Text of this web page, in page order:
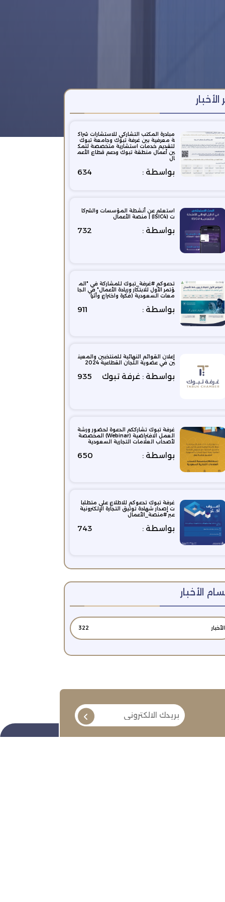
الأخبار
مبادرة المكتب التشاركي للاستشارات شراك
ة معرفية بين غرفة تبوك وجامعة تبوك
لتقديم خدمات استشارية متخصصة لتمك
ين أعمال منطقة تبوك ودعم قطاع الأعم
ال
بواسطة : 634
استعلم عن أنشطة المؤسسات والشركا
ت (ISIC4) | منصة الأعمال
بواسطة : 732
تدعوكم #غرفة_تبوك للمشاركة في "الم
ؤتمر الأول للابتكار وريادة الأعمال" في الجا
معات السعودية (فكرة واختراع وأثر)
بواسطة : 911
إعلان القوائم النهائية للمنتخبين والمعين
ين في عضوية اللجان القطاعية 2024
بواسطة : غرفة تبوك 935
غرفة تبوك تشارككم الدعوة لحضور ورشة
العمل الافتراضية (Webinar) المخصصة
لأصحاب العلامات التجارية السعودية
بواسطة : 650
غرفة تبوك تدعوكم للاطلاع على متطلبا
ت إصدار شهادة توثيق التجارة الإلكترونية
عبر #منصة_الأعمال
بواسطة : 743
الأخبار
الأخبار 322